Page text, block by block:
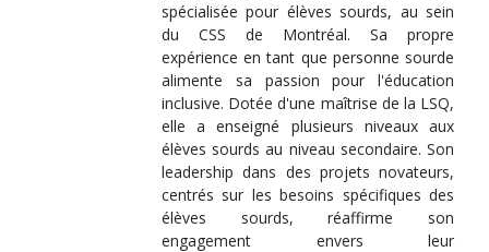
spécialisée pour élèves sourds, au sein
du CSS de Montréal. Sa propre
expérience en tant que personne sourde
alimente sa passion pour l'éducation
inclusive. Dotée d'une maîtrise de la LSQ,
elle a enseigné plusieurs niveaux aux
élèves sourds au niveau secondaire. Son
leadership dans des projets novateurs,
centrés sur les besoins spécifiques des
élèves sourds, réaffirme son
engagement envers leur